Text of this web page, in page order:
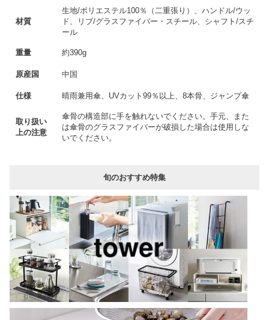
材質
生地/ポリエステル100％（二重張り）、ハンドル/ウッ
ド、リブ/グラスファイバー・スチール、シャフト/スチ
ール
重量 約390g
原産国 中国
仕様 晴雨兼用傘、UVカット99％以上、8本骨、ジャンプ傘
取り扱い
上の注意
傘骨の構造部に手を触れないでください。手元、また
は傘骨のグラスファイバーが破損した場合は使用しな
いでください。
旬のおすすめ特集